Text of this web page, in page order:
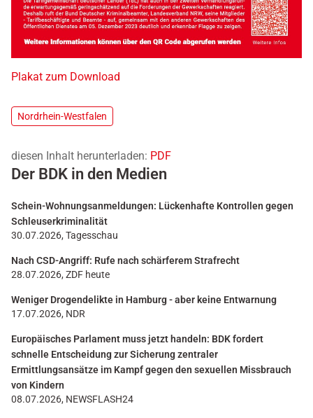
Plakat zum Download
Nordrhein-Westfalen
diesen Inhalt herunterladen: PDF
Der BDK in den Medien
Schein-Wohnungsanmeldungen: Lückenhafte Kontrollen gegen
Schleuserkriminalität
30.07.2026, Tagesschau
Nach CSD-Angriff: Rufe nach schärferem Strafrecht
28.07.2026, ZDF heute
Weniger Drogendelikte in Hamburg - aber keine Entwarnung
17.07.2026, NDR
Europäisches Parlament muss jetzt handeln: BDK fordert
schnelle Entscheidung zur Sicherung zentraler
Ermittlungsansätze im Kampf gegen den sexuellen Missbrauch
von Kindern
08.07.2026, NEWSFLASH24